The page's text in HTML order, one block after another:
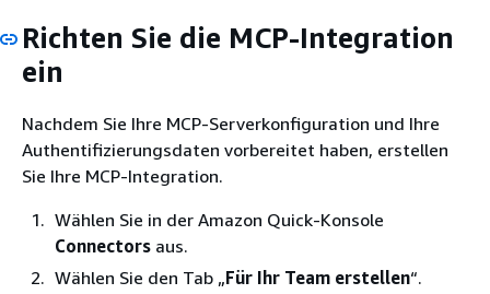
Richten Sie die MCP-Integration
ein
Nachdem Sie Ihre MCP-Serverkonfiguration und Ihre
Authentifizierungsdaten vorbereitet haben, erstellen
Sie Ihre MCP-Integration.
Wählen Sie in der Amazon Quick-Konsole
Connectors aus.
Wählen Sie den Tab „Für Ihr Team erstellen“.